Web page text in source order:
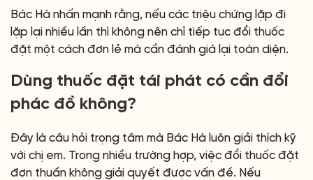
Bác Hà nhấn mạnh rằng, nếu các triệu chứng lặp đi
lặp lại nhiều lần thì không nên chỉ tiếp tục đổi thuốc
đặt một cách đơn lẻ mà cần đánh giá lại toàn diện.
Dùng thuốc đặt tái phát có cần đổi
phác đồ không?
Đây là câu hỏi trọng tâm mà Bác Hà luôn giải thích kỹ
với chị em. Trong nhiều trường hợp, việc đổi thuốc đặt
đơn thuần không giải quyết được vấn đề. Nếu